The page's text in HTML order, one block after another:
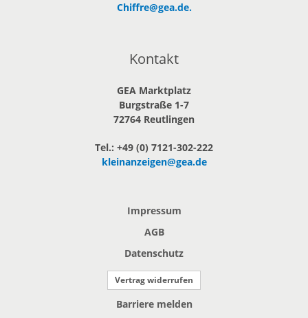
Chiffre@gea.de.
Kontakt
GEA Marktplatz
Burgstraße 1-7
72764 Reutlingen
Tel.: +49 (0) 7121-302-222
kleinanzeigen@gea.de
Impressum
AGB
Datenschutz
Vertrag widerrufen
Barriere melden